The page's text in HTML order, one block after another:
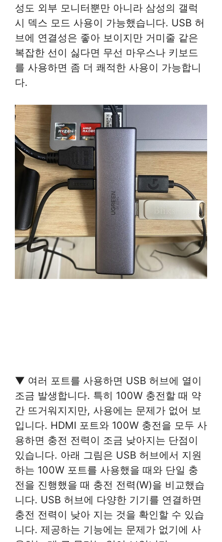
성도 외부 모니터뿐만 아니라 삼성의 갤럭
시 덱스 모드 사용이 가능했습니다. USB 허
브에 연결성은 좋아 보이지만 거미줄 같은
복잡한 선이 싫다면 무선 마우스나 키보드
를 사용하면 좀 더 쾌적한 사용이 가능합니
다.
▼ 여러 포트를 사용하면 USB 허브에 열이
조금 발생합니다. 특히 100W 충전할 때 약
간 뜨거워지지만, 사용에는 문제가 없어 보
입니다. HDMI 포트와 100W 충전을 모두 사
용하면 충전 전력이 조금 낮아지는 단점이
있습니다. 아래 그림은 USB 허브에서 지원
하는 100W 포트를 사용했을 때와 단일 충
전을 진행했을 때 충전 전력(W)을 비교했습
니다. USB 허브에 다양한 기기를 연결하면
충전 전력이 낮아 지는 것을 확인할 수 있습
니다. 제공하는 기능에는 문제가 없기에 사